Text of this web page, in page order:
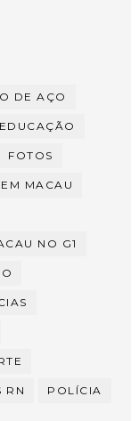
DE AÇO
EDUCAÇÃO
FOTOS
MACAU
NO G1
RN POLÍCIA